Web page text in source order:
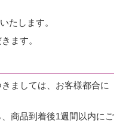
たします。
ます。
ましては、お客様都合に
商品到着後1週間以内にご